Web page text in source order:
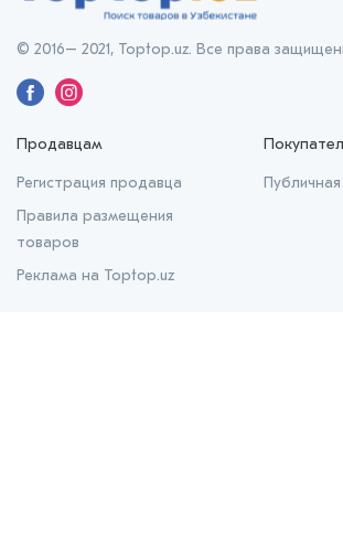
Продавцам
Регистрация продавца
Правила размещения
товаров
Реклама на Toptop.uz
© 2016– 2021, Toptop.uz. Все права